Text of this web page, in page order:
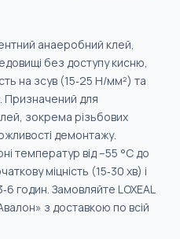
анаеробний клей,
без доступу кисню,
на зсув (15‑25 Н/мм²) та
Призначений для
зокрема різьбових
демонтажу.
температур від –55 °C до
міцність (15‑30 хв) і
годин. Замовляйте LOXEAL
з доставкою по всій